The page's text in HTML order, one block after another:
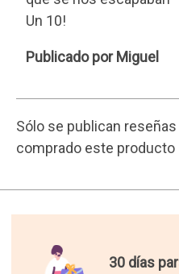
Un 10!
Miguel
Publicado por Miguel
Sólo se publican
comprado este producto
30 días